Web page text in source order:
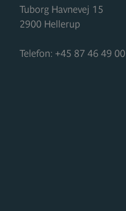
Tuborg Havnevej 15
2900 Hellerup
Telefon: +45 87 46 49 00